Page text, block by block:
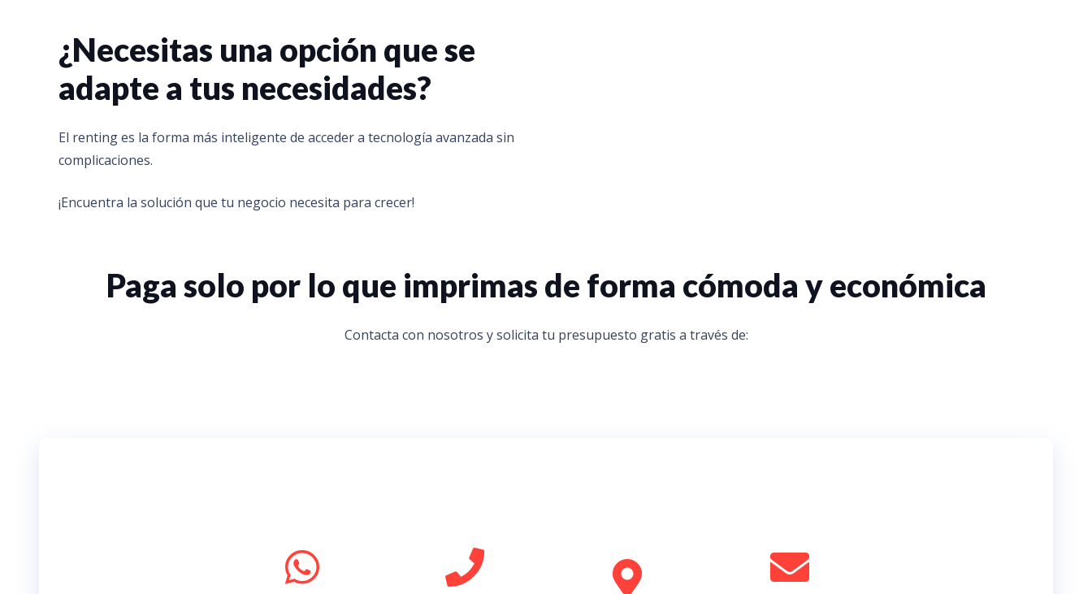
¿Necesitas una opción que se
adapte a tus necesidades?
El renting es la forma más inteligente de acceder a tecnología avanzada sin
complicaciones.
¡Encuentra la solución que tu negocio necesita para crecer!
Paga solo por lo que imprimas de forma cómoda y económica
Contacta con nosotros y solicita tu presupuesto gratis a través de: